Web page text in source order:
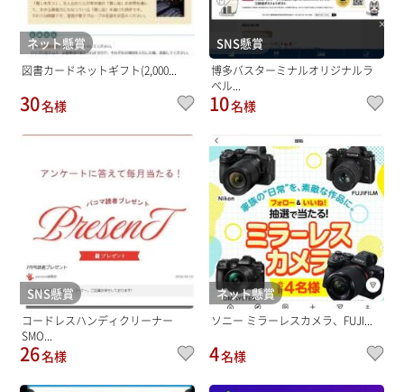
ネット懸賞
図書カードネットギフト(2,000...
30名様
SNS懸賞
博多バスターミナルオリジナルラ
ベル...
10名様
SNS懸賞
コードレスハンディクリーナー
SMO...
26名様
ネット懸賞
ソニー ミラーレスカメラ、FUJI...
4名様